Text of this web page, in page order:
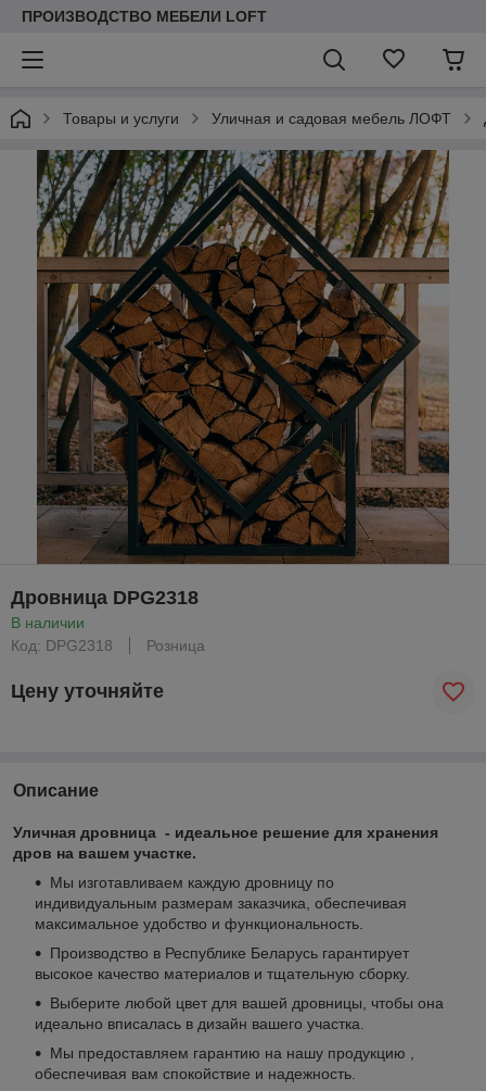
ПРОИЗВОДСТВО МЕБЕЛИ LOFT
Товары и услуги Уличная и садовая мебель ЛОФТ
Дровница DPG2318
В наличии
Код: DPG2318
Розница
Цену уточняйте
Описание
Уличная дровница - идеальное решение для хранения
дров на вашем участке.
Мы изготавливаем каждую дровницу по
индивидуальным размерам заказчика, обеспечивая
максимальное удобство и функциональность.
Производство в Республике Беларусь гарантирует
высокое качество материалов и тщательную сборку.
Выберите любой цвет для вашей дровницы, чтобы она
идеально вписалась в дизайн вашего участка.
Мы предоставляем гарантию на нашу продукцию ,
обеспечивая вам спокойствие и надежность.